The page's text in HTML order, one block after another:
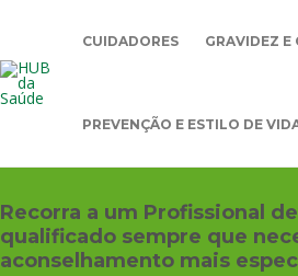
CUIDADORES GRAVIDEZ E
PREVENÇÃO E ESTILO DE
Recorra a um Profissional
qualificado sempre que
aconselhamento mais